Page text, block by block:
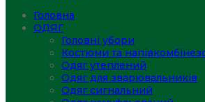
Головна
ОДЯГ
Головні убори
Костюми та
Одяг утеплений
Одяг для зварювальників
Одяг сигнальний